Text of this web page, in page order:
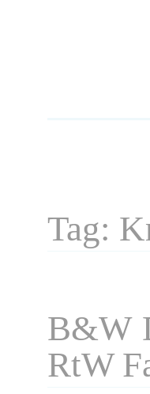
Tag:
B&W
RtW